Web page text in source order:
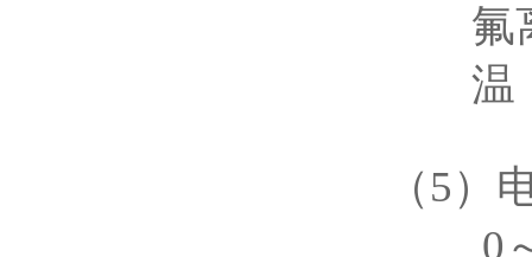
氟离
（5）
0